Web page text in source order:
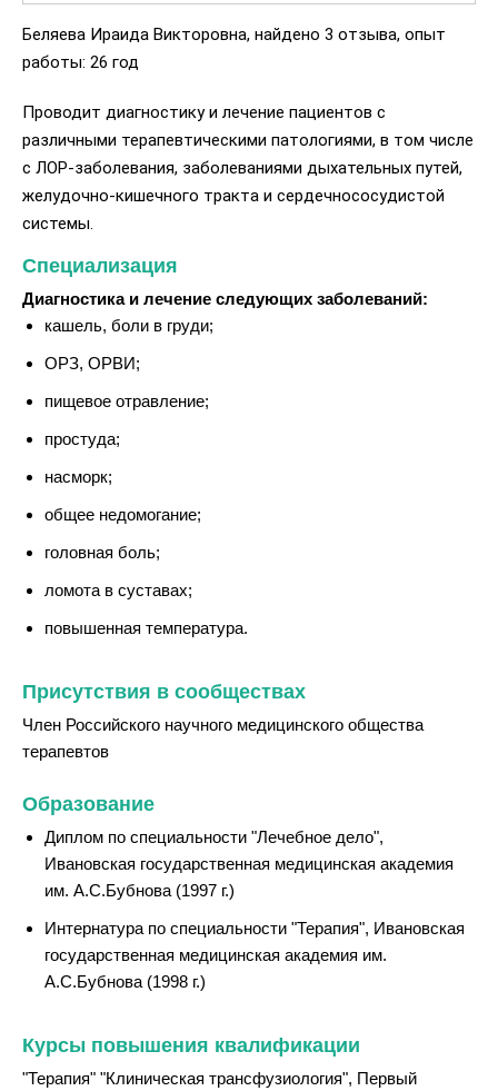
Беляева Ираида Викторовна, найдено 3 отзыва, опыт
работы: 26 год
Проводит диагностику и лечение пациентов с
различными терапевтическими патологиями, в том числе
с ЛОР-заболевания, заболеваниями дыхательных путей,
желудочно-кишечного тракта и сердечнососудистой
системы.
Специализация
Диагностика и лечение следующих заболеваний:
кашель, боли в груди;
ОРЗ, ОРВИ;
пищевое отравление;
простуда;
насморк;
общее недомогание;
головная боль;
ломота в суставах;
повышенная температура.
Присутствия в сообществах
Член Российского научного медицинского общества
терапевтов
Образование
Диплом по специальности "Лечебное дело",
Ивановская государственная медицинская академия
им. А.С.Бубнова (1997 г.)
Интернатура по специальности "Терапия", Ивановская
государственная медицинская академия им.
А.С.Бубнова (1998 г.)
Курсы повышения квалификации
"Терапия" "Клиническая трансфузиология", Первый